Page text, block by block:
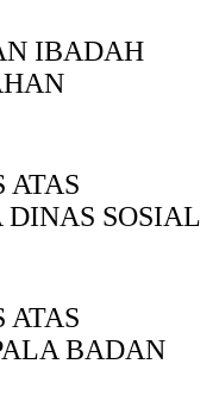
IBADAH
ATAS
SOSIAL
ATAS
BADAN